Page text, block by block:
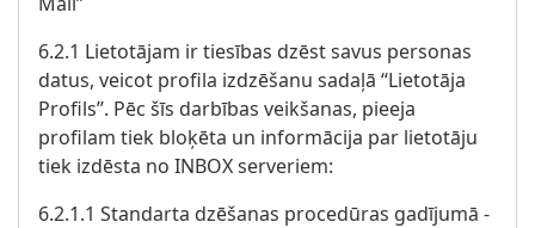
6.2.1 Lietotājam ir tiesības dzēst savus personas
datus, veicot profila izdzēšanu sadaļā “Lietotāja
Profils”. Pēc šīs darbības veikšanas, pieeja
profilam tiek bloķēta un informācija par lietotāju
tiek izdēsta no INBOX serveriem:
6.2.1.1 Standarta dzēšanas procedūras gadījumā -